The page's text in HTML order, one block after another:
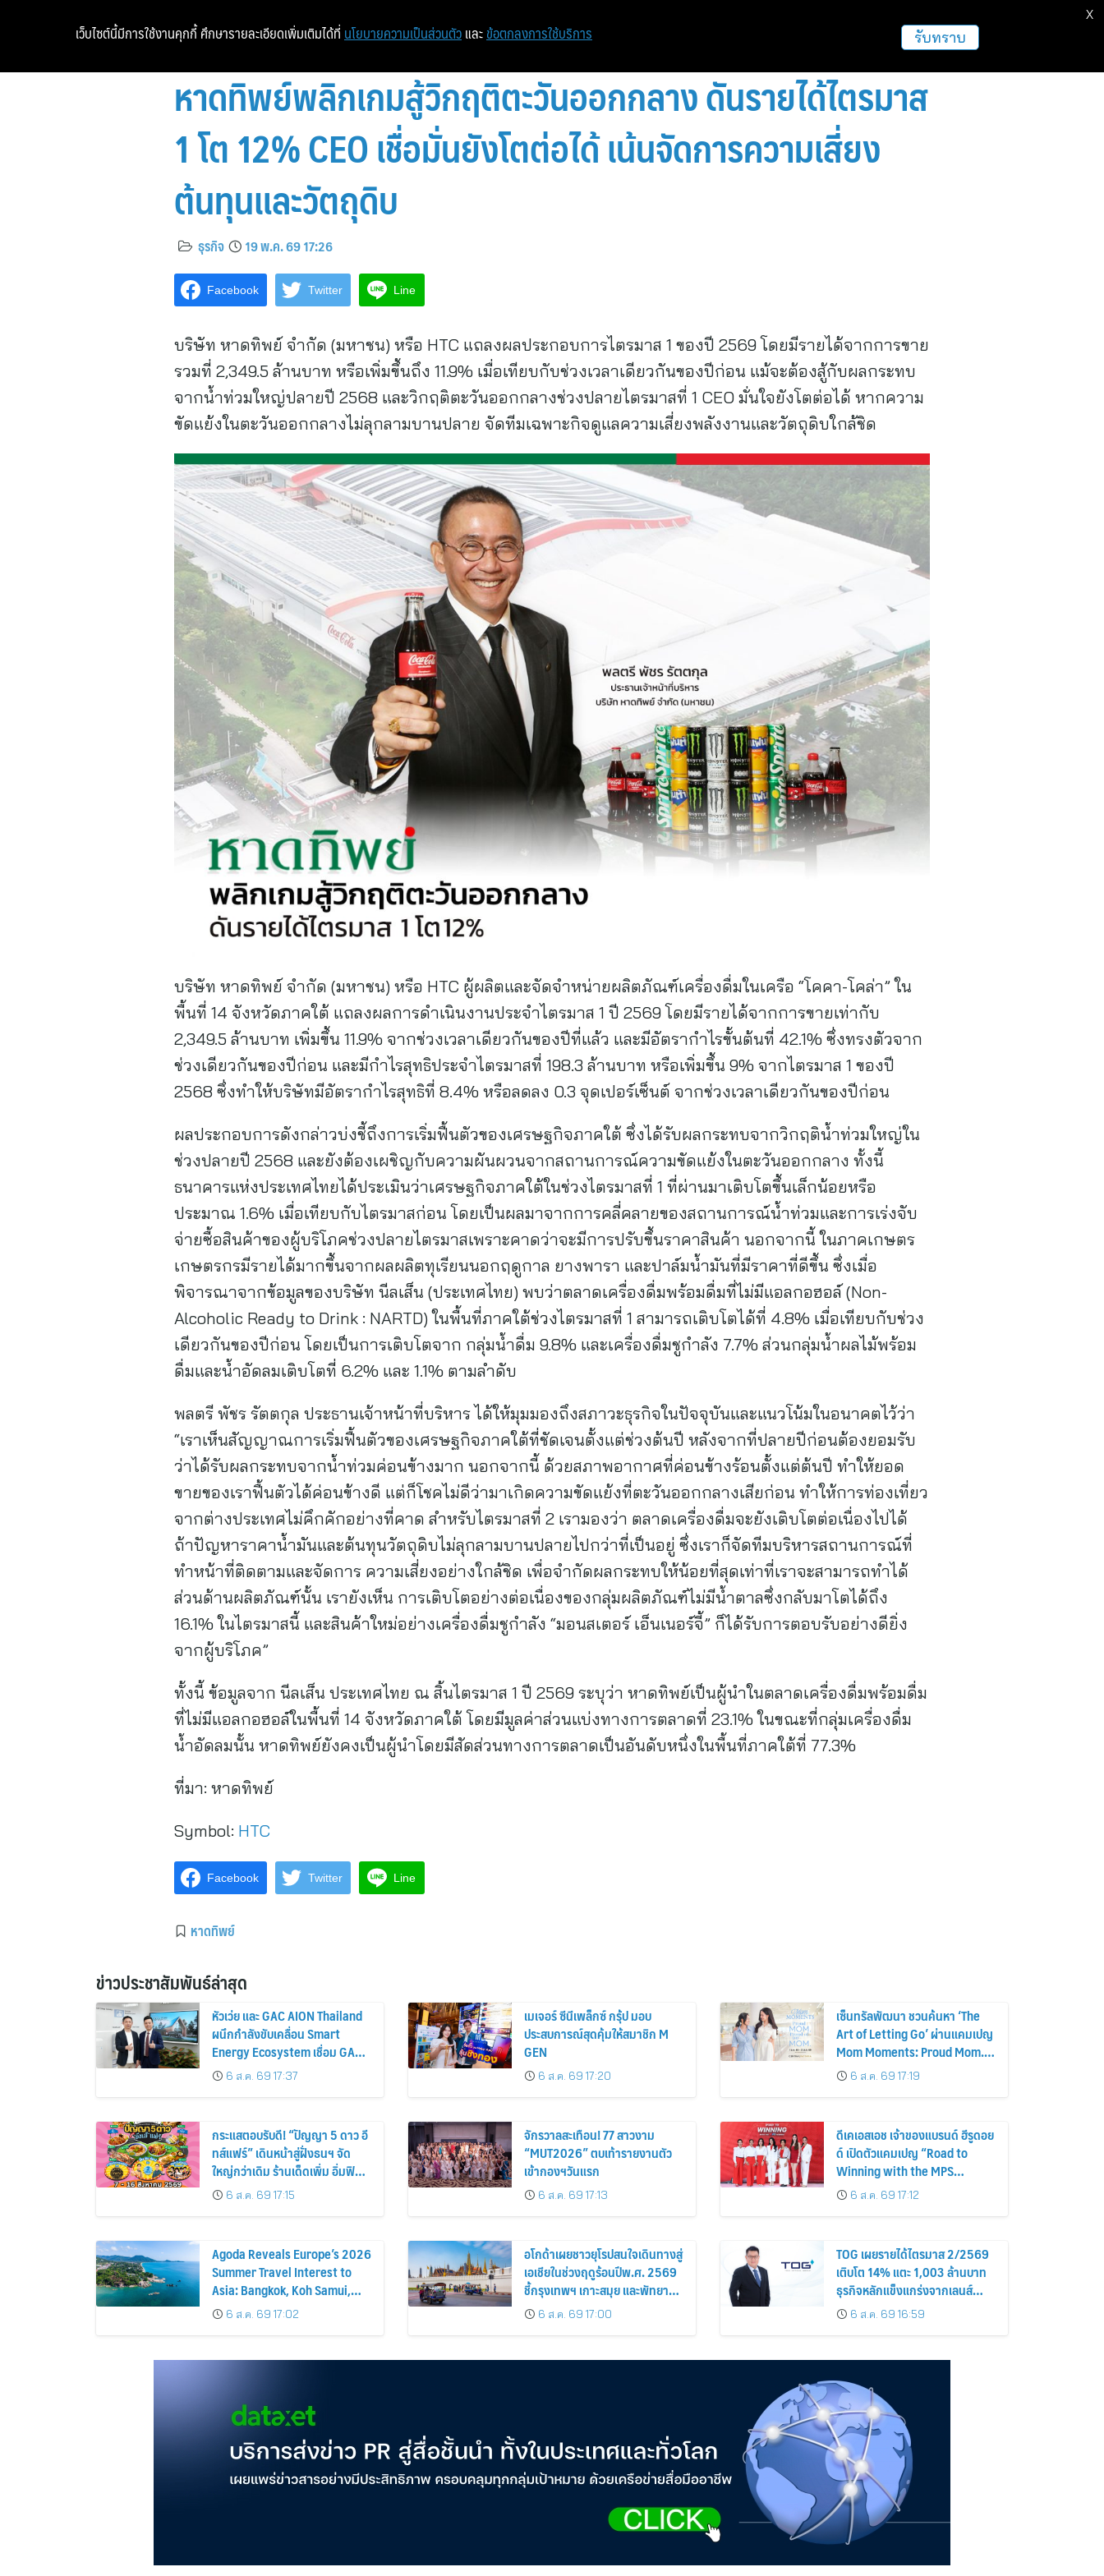
หน้าแรก ท่องเที่ยว ฝากข่าวประชาสัมพันธ์
หาดทิพย์พลิกเกมสู้วิกฤติตะวันออกกลาง ดันรายได้ไตรมาส
1 โต 12% CEO เชื่อมั่นยังโตต่อได้ เน้นจัดการความเสี่ยง
ต้นทุนและวัตถุดิบ
ธุรกิจ 19 พ.ค. 69 17:26
Facebook Twitter Line
บริษัท หาดทิพย์ จำกัด (มหาชน) หรือ HTC แถลงผลประกอบการไตรมาส 1 ของปี 2569 โดยมีรายได้จากการขาย
รวมที่ 2,349.5 ล้านบาท หรือเพิ่มขึ้นถึง 11.9% เมื่อเทียบกับช่วงเวลาเดียวกันของปีก่อน แม้จะต้องสู้กับผลกระทบ
จากน้ำท่วมใหญ่ปลายปี 2568 และวิกฤติตะวันออกกลางช่วงปลายไตรมาสที่ 1 CEO มั่นใจยังโตต่อได้ หากความ
ขัดแย้งในตะวันออกกลางไม่ลุกลามบานปลาย จัดทีมเฉพาะกิจดูแลความเสี่ยงพลังงานและวัตถุดิบใกล้ชิด
บริษัท หาดทิพย์ จำกัด (มหาชน) หรือ HTC ผู้ผลิตและจัดจำหน่ายผลิตภัณฑ์เครื่องดื่มในเครือ “โคคา-โคล่า” ใน
พื้นที่ 14 จังหวัดภาคใต้ แถลงผลการดำเนินงานประจำไตรมาส 1 ปี 2569 โดยมีรายได้จากการขายเท่ากับ
2,349.5 ล้านบาท เพิ่มขึ้น 11.9% จากช่วงเวลาเดียวกันของปีที่แล้ว และมีอัตรากำไรขั้นต้นที่ 42.1% ซึ่งทรงตัวจาก
ช่วงเดียวกันของปีก่อน และมีกำไรสุทธิประจำไตรมาสที่ 198.3 ล้านบาท หรือเพิ่มขึ้น 9% จากไตรมาส 1 ของปี
2568 ซึ่งทำให้บริษัทมีอัตรากำไรสุทธิที่ 8.4% หรือลดลง 0.3 จุดเปอร์เซ็นต์ จากช่วงเวลาเดียวกันของปีก่อน
ผลประกอบการดังกล่าวบ่งชี้ถึงการเริ่มฟื้นตัวของเศรษฐกิจภาคใต้ ซึ่งได้รับผลกระทบจากวิกฤติน้ำท่วมใหญ่ใน
ช่วงปลายปี 2568 และยังต้องเผชิญกับความผันผวนจากสถานการณ์ความขัดแย้งในตะวันออกกลาง ทั้งนี้
ธนาคารแห่งประเทศไทยได้ประเมินว่าเศรษฐกิจภาคใต้ในช่วงไตรมาสที่ 1 ที่ผ่านมาเติบโตขึ้นเล็กน้อยหรือ
ประมาณ 1.6% เมื่อเทียบกับไตรมาสก่อน โดยเป็นผลมาจากการคลี่คลายของสถานการณ์น้ำท่วมและการเร่งจับ
จ่ายซื้อสินค้าของผู้บริโภคช่วงปลายไตรมาสเพราะคาดว่าจะมีการปรับขึ้นราคาสินค้า นอกจากนี้ ในภาคเกษตร
เกษตรกรมีรายได้มากขึ้นจากผลผลิตทุเรียนนอกฤดูกาล ยางพารา และปาล์มน้ำมันที่มีราคาที่ดีขึ้น ซึ่งเมื่อ
พิจารณาจากข้อมูลของบริษัท นีลเส็น (ประเทศไทย) พบว่าตลาดเครื่องดื่มพร้อมดื่มที่ไม่มีแอลกอฮอล์ (Non-
Alcoholic Ready to Drink : NARTD) ในพื้นที่ภาคใต้ช่วงไตรมาสที่ 1 สามารถเติบโตได้ที่ 4.8% เมื่อเทียบกับช่วง
เดียวกันของปีก่อน โดยเป็นการเติบโตจาก กลุ่มน้ำดื่ม 9.8% และเครื่องดื่มชูกำลัง 7.7% ส่วนกลุ่มน้ำผลไม้พร้อม
ดื่มและน้ำอัดลมเติบโตที่ 6.2% และ 1.1% ตามลำดับ
พลตรี พัชร รัตตกุล ประธานเจ้าหน้าที่บริหาร ได้ให้มุมมองถึงสภาวะธุรกิจในปัจจุบันและแนวโน้มในอนาคตไว้ว่า
“เราเห็นสัญญาณการเริ่มฟื้นตัวของเศรษฐกิจภาคใต้ที่ชัดเจนตั้งแต่ช่วงต้นปี หลังจากที่ปลายปีก่อนต้องยอมรับ
ว่าได้รับผลกระทบจากน้ำท่วมค่อนข้างมาก นอกจากนี้ ด้วยสภาพอากาศที่ค่อนข้างร้อนตั้งแต่ต้นปี ทำให้ยอด
ขายของเราฟื้นตัวได้ค่อนข้างดี แต่ก็โชคไม่ดีว่ามาเกิดความขัดแย้งที่ตะวันออกกลางเสียก่อน ทำให้การท่องเที่ยว
จากต่างประเทศไม่คึกคักอย่างที่คาด สำหรับไตรมาสที่ 2 เรามองว่า ตลาดเครื่องดื่มจะยังเติบโตต่อเนื่องไปได้
ถ้าปัญหาราคาน้ำมันและต้นทุนวัตถุดิบไม่ลุกลามบานปลายไปกว่าที่เป็นอยู่ ซึ่งเราก็จัดทีมบริหารสถานการณ์ที่
ทำหน้าที่ติดตามและจัดการ ความเสี่ยงอย่างใกล้ชิด เพื่อจำกัดผลกระทบให้น้อยที่สุดเท่าที่เราจะสามารถทำได้
ส่วนด้านผลิตภัณฑ์นั้น เรายังเห็น การเติบโตอย่างต่อเนื่องของกลุ่มผลิตภัณฑ์ไม่มีน้ำตาลซึ่งกลับมาโตได้ถึง
16.1% ในไตรมาสนี้ และสินค้าใหม่อย่างเครื่องดื่มชูกำลัง “มอนสเตอร์ เอ็นเนอร์จี้” ก็ได้รับการตอบรับอย่างดียิ่ง
จากผู้บริโภค”
ทั้งนี้ ข้อมูลจาก นีลเส็น ประเทศไทย ณ สิ้นไตรมาส 1 ปี 2569 ระบุว่า หาดทิพย์เป็นผู้นำในตลาดเครื่องดื่มพร้อมดื่ม
ที่ไม่มีแอลกอฮอล์ในพื้นที่ 14 จังหวัดภาคใต้ โดยมีมูลค่าส่วนแบ่งทางการตลาดที่ 23.1% ในขณะที่กลุ่มเครื่องดื่ม
น้ำอัดลมนั้น หาดทิพย์ยังคงเป็นผู้นำโดยมีสัดส่วนทางการตลาดเป็นอันดับหนึ่งในพื้นที่ภาคใต้ที่ 77.3%
ที่มา: หาดทิพย์
Symbol: HTC
Facebook Twitter Line
หาดทิพย์
ข่าวประชาสัมพันธ์ล่าสุด
หัวเว่ย และ GAC AION Thailand
ผนึกกำลังขับเคลื่อน Smart
Energy Ecosystem เชื่อม GAC
GN8 PHEV รถยนต์ MPV ระดับ
พรีเมียม เข้ากับพลังงานแสง
6 ส.ค. 69 17:37
เมเจอร์ ซีนีเพล็กซ์ กรุ้ป มอบ
ประสบการณ์สุดคุ้มให้สมาชิก M
GEN
6 ส.ค. 69 17:20
เซ็นทรัลพัฒนา ชวนค้นหา ‘The
Art of Letting Go’ ผ่านแคมเปญ
Mom Moments: Proud Mom.
Proud of My Mom.
6 ส.ค. 69 17:19
กระแสตอบรับดี! “ปัญญา 5 ดาว อี
ทส์แฟร์” เดินหน้าสู่ฝั่งธนฯ จัด
ใหญ่กว่าเดิม ร้านเด็ดเพิ่ม อิ่มฟิน
10 วันเต็ม!
6 ส.ค. 69 17:15
จักรวาลสะเทือน! 77 สาวงาม
“MUT2026” ตบเท้ารายงานตัว
เข้ากองฯวันแรก
6 ส.ค. 69 17:13
ดีเคเอสเอช เจ้าของแบรนด์ ฮีรูดอย
ด์ เปิดตัวแคมเปญ “Road to
Winning with the MPS
Science”
6 ส.ค. 69 17:12
Agoda Reveals Europe’s 2026
Summer Travel Interest to
Asia: Bangkok, Koh Samui,
and Pattaya Among the Top
Cities
6 ส.ค. 69 17:02
อโกด้าเผยชาวยุโรปสนใจเดินทางสู่
เอเชียในช่วงฤดูร้อนปีพ.ศ. 2569
ชี้กรุงเทพฯ เกาะสมุย และพัทยา
ติดอันดับเมืองยอดนิยม
6 ส.ค. 69 17:00
TOG เผยรายได้ไตรมาส 2/2569
เติบโต 14% แตะ 1,003 ล้านบาท
ธุรกิจหลักแข็งแกร่งจากเลนส์
มูลค่าเพิ่ม และการขยายตลาดต่าง
ประเทศ พร้อมเดินหน้าลงทุนเพื่อ
6 ส.ค. 69 16:59
เว็บไซต์นี้มีการใช้งานคุกกี้ ศึกษารายละเอียดเพิ่มเติมได้ที่ นโยบายความเป็นส่วนตัว และ ข้อตกลงการใช้บริการ รับทราบ
X